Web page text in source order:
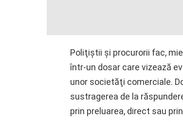
Poliţiştii şi procurorii fac,
într-un dosar care vizează
unor societăţi comerciale.
sustragerea de la
prin preluarea, direct sau